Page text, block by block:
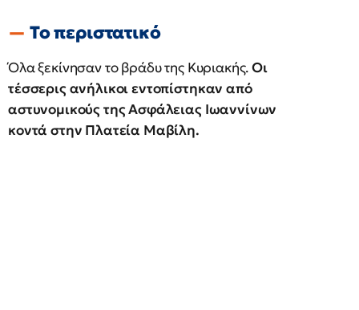
Το περιστατικό
Όλα ξεκίνησαν το βράδυ της Κυριακής.Οι
τέσσερις ανήλικοι εντοπίστηκαν από
αστυνομικούς της Ασφάλειας Ιωαννίνων
κοντά στην Πλατεία Μαβίλη.